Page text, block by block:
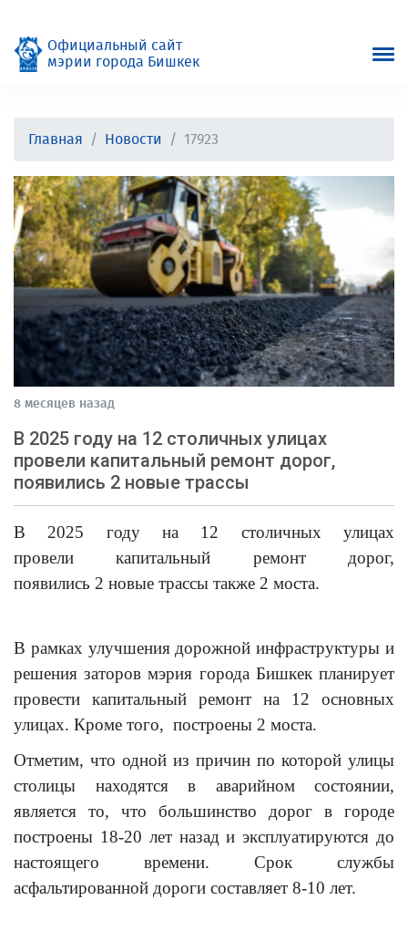
Официальный сайт
мэрии города Бишкек
Главная Новости 17923
8 месяцев назад
В 2025 году на 12 столичных улицах
провели капитальный ремонт дорог,
появились 2 новые трассы
В 2025 году на 12 столичных улицах
провели капитальный ремонт дорог,
появились 2 новые трассы также 2 моста.
В рамках улучшения дорожной инфраструктуры и
решения заторов мэрия города Бишкек планирует
провести капитальный ремонт на 12 основных
улицах. Кроме того, построены 2 моста.
Отметим, что одной из причин по которой улицы
столицы находятся в аварийном состоянии,
является то, что большинство дорог в городе
построены 18-20 лет назад и эксплуатируются до
настоящего времени. Срок службы
асфальтированной дороги составляет 8-10 лет.